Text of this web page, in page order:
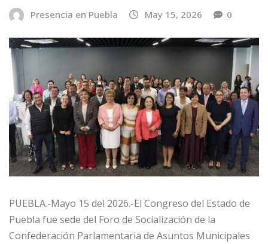
Presencia en Puebla May 15, 2026 0
PUEBLA.-Mayo 15 del 2026.-El Congreso del Estado de
Puebla fue sede del Foro de Socialización de la
Confederación Parlamentaria de Asuntos Municipales